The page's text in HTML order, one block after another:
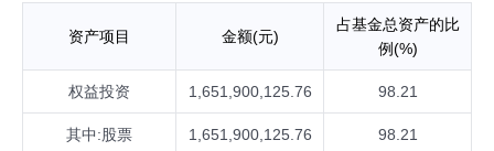
资产项目 金额(元)
占基金总资产的比
例(%)
权益投资 1,651,900,125.76 98.21
其中:股票 1,651,900,125.76 98.21